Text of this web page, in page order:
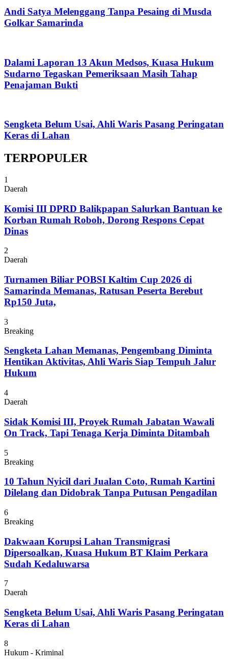
Andi Satya Melenggang Tanpa Pesaing di Musda
Golkar Samarinda
Dalami Laporan 13 Akun Medsos, Kuasa Hukum
Sudarno Tegaskan Pemeriksaan Masih Tahap
Penajaman Bukti
Sengketa Belum Usai, Ahli Waris Pasang Peringatan
Keras di Lahan
TERPOPULER
1
Daerah
Komisi III DPRD Balikpapan Salurkan Bantuan ke
Korban Rumah Roboh, Dorong Respons Cepat
Dinas
2
Daerah
Turnamen Biliar POBSI Kaltim Cup 2026 di
Samarinda Memanas, Ratusan Peserta Berebut
Rp150 Juta,
3
Breaking
Sengketa Lahan Memanas, Pengembang Diminta
Hentikan Aktivitas, Ahli Waris Siap Tempuh Jalur
Hukum
4
Daerah
Sidak Komisi III, Proyek Rumah Jabatan Wawali
On Track, Tapi Tenaga Kerja Diminta Ditambah
5
Breaking
10 Tahun Nyicil dari Jualan Coto, Rumah Kartini
Dilelang dan Didobrak Tanpa Putusan Pengadilan
6
Breaking
Dakwaan Korupsi Lahan Transmigrasi
Dipersoalkan, Kuasa Hukum BT Klaim Perkara
Sudah Kedaluwarsa
7
Daerah
Sengketa Belum Usai, Ahli Waris Pasang Peringatan
Keras di Lahan
8
Hukum - Kriminal